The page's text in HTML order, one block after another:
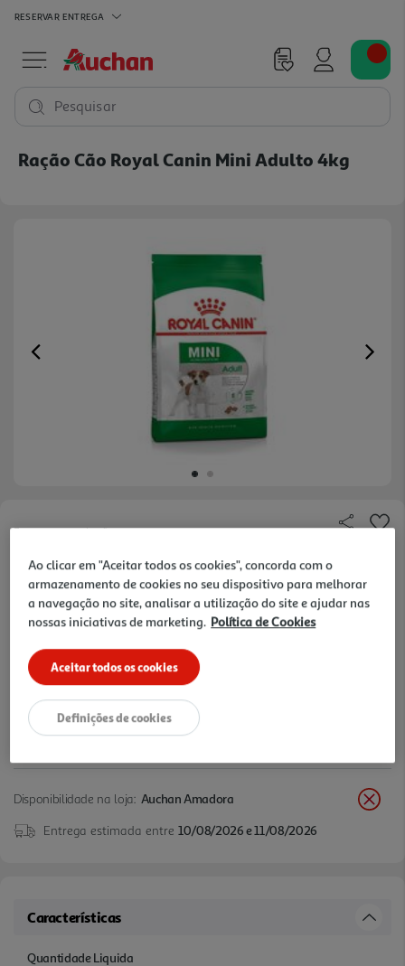
RESERVAR ENTREGA
Pesquisar
Ração Cão Royal Canin Mini Adulto 4kg
Previous
Faça a sua avaliação
33,29 €
+10% DESC. IMEDIATO PET CLUB
10% de desconto imediato exclusivo para membros do
Pet Club em artigos de marcas especialistas da categoria
O Meu Pet.
Disponibilidade na loja: Auchan Amadora
Entrega estimada entre 10/08/2026 e 11/08/2026
Características
Quantidade Liquida
Ao clicar em "Aceitar todos os cookies", concorda com o
armazenamento de cookies no seu dispositivo para melhorar
a navegação no site, analisar a utilização do site e ajudar nas
nossas iniciativas de marketing. Política de Cookies
Aceitar todos os cookies
Definições de cookies